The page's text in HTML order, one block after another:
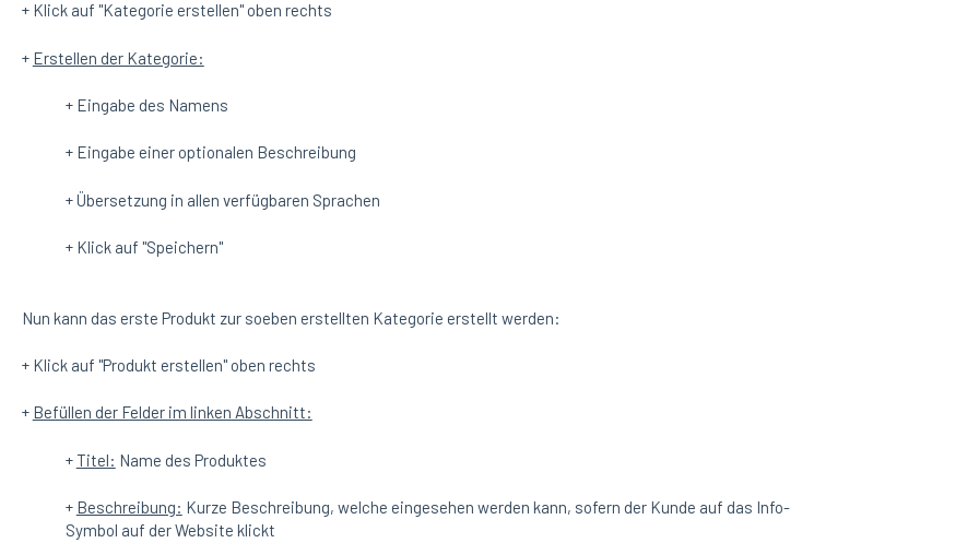
+ Klick auf "Kategorie erstellen" oben rechts
+ Erstellen der Kategorie:
+ Eingabe des Namens
+ Eingabe einer optionalen Beschreibung
+ Übersetzung in allen verfügbaren Sprachen
+ Klick auf "Speichern"
Nun kann das erste Produkt zur soeben erstellten Kategorie erstellt werden:
+ Klick auf "Produkt erstellen" oben rechts
+ Befüllen der Felder im linken Abschnitt:
+Titel: Name des Produktes
+ Beschreibung: Kurze Beschreibung, welche eingesehen werden kann, sofern der Kunde auf das Info-
Symbol auf der Website klickt